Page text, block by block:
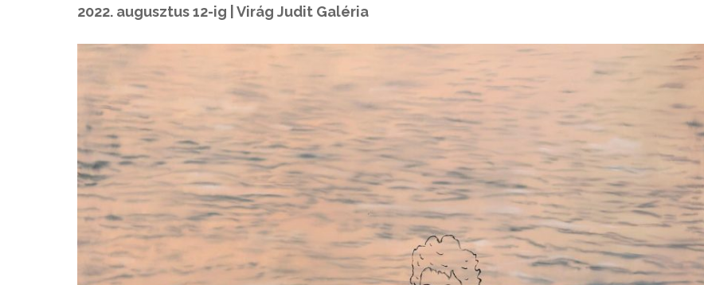
2022. augusztus 12-ig | Virág Judit Galéria